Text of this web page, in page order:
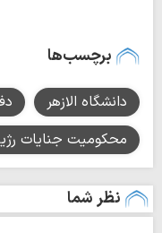
برچسب‌ها
دانشگاه الازهر
محکومیت جنایات
نظر شما